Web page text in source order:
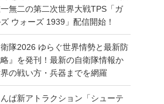
一無二の第二次世界大戦TPS「ガ
ウォーズ 1939」配信開始！
衛隊2026 ゆらぐ世界情勢と最新防
』を発刊！最新の自衛隊情報か
の戦い方・兵器までを網羅
んぱ新アトラクション「シューテ